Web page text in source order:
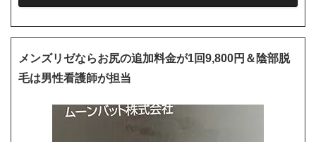
メンズリゼならお尻の追加料金が1回9,800円＆陰部脱
毛は男性看護師が担当